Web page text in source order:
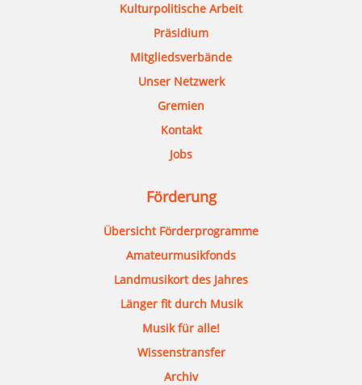
Kulturpolitische Arbeit
Präsidium
Mitgliedsverbände
Unser Netzwerk
Gremien
Kontakt
Jobs
Förderung
Übersicht Förderprogramme
Amateurmusikfonds
Landmusikort des Jahres
Länger fit durch Musik
Musik für alle!
Wissenstransfer
Archiv